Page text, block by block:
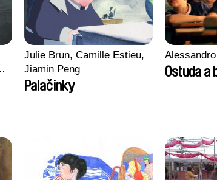
Julie Brun, Camille Estieu,
Jiamin Peng
Palačinky
Ostuda a